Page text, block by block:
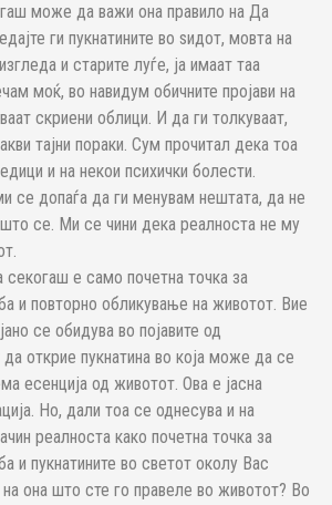
може да важи она правило на Да
ги пукнатините во ѕидот, мовта на
и старите луѓе, ја имаат таа
моќ, во навидум обичните пројави на
скриени облици. И да ги толкуваат,
тајни пораки. Сум прочитал дека тоа
и на некои психички болести.
се допаѓа да ги менувам нештата, да не
што се. Ми се чини дека реалноста не му
секогаш е само почетна точка за
и повторно обликување на животот. Вие
се обидува во појавите од
открие пукнатина во која може да се
есенција од животот. Ова е јасна
Но, дали тоа се однесува и на
реалноста како почетна точка за
и пукнатините во светот околу Вас
на она што сте го правеле во животот? Во